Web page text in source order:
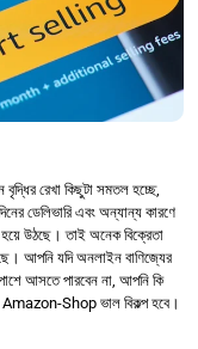
রেখা কিছুটা সমতল হচ্ছে,
ডেলিভারি এবং অন্যান্য কারণে
হয়ে উঠছে। তাই অনেক বিক্রেতা
আপনি যদি অনলাইন বাণিজ্যের
আসতে পারবেন না, আপনি কি
Amazon-Shop ভাল বিকল্প হবে।